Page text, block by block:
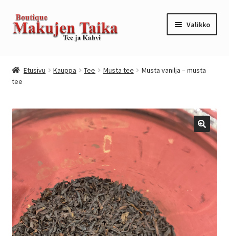
Siirry
navigointiin
Siirry
sisältöön
Valikko
Kanta-asiakkuusohjelma / loyalty program
Kassa
Oma tili
Ostoskori
Tilaus- ja sopimusehdot
Etusivu Kauppa Tee Musta tee
Musta vanilja – musta
tee